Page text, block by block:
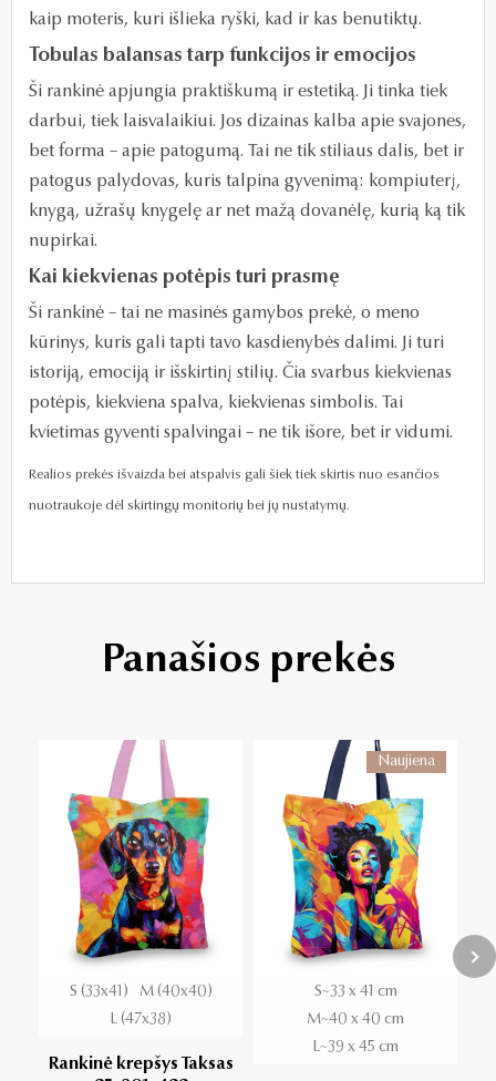
kaip moteris, kuri išlieka ryški, kad ir kas benutiktų.
Tobulas balansas tarp funkcijos ir emocijos
Ši rankinė apjungia praktiškumą ir estetiką. Ji tinka tiek
darbui, tiek laisvalaikiui. Jos dizainas kalba apie svajones,
bet forma – apie patogumą. Tai ne tik stiliaus dalis, bet ir
patogus palydovas, kuris talpina gyvenimą: kompiuterį,
knygą, užrašų knygelę ar net mažą dovanėlę, kurią ką tik
nupirkai.
Kai kiekvienas potėpis turi prasmę
Ši rankinė – tai ne masinės gamybos prekė, o meno
kūrinys, kuris gali tapti tavo kasdienybės dalimi. Ji turi
istoriją, emociją ir išskirtinį stilių. Čia svarbus kiekvienas
potėpis, kiekviena spalva, kiekvienas simbolis. Tai
kvietimas gyventi spalvingai – ne tik išore, bet ir vidumi.
Realios prekės išvaizda bei atspalvis gali šiek tiek skirtis nuo esančios
nuotraukoje dėl skirtingų monitorių bei jų nustatymų.
Panašios prekės
S (33x41)
M (40x40)
L (47x38)
Rankinė krepšys Taksas
Naujiena
S~33 x 41 cm
M~40 x 40 cm
L~39 x 45 cm